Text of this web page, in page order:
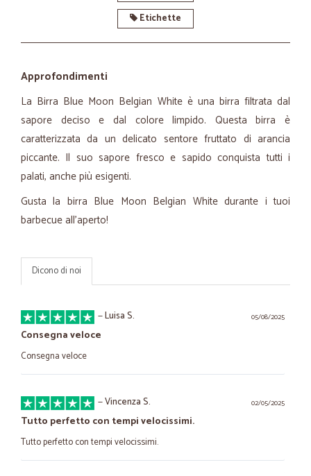
Etichette
Approfondimenti
La Birra Blue Moon Belgian White è una birra filtrata dal
sapore deciso e dal colore limpido. Questa birra è
caratterizzata da un delicato sentore fruttato di arancia
piccante. Il suo sapore fresco e sapido conquista tutti i
palati, anche più esigenti.
Gusta la birra Blue Moon Belgian White durante i tuoi
barbecue all'aperto!
Dicono di noi
05/08/2025
—Luisa S.
Consegna veloce
Consegna veloce
02/05/2025
—Vincenza S.
Tutto perfetto con tempi velocissimi.
Tutto perfetto con tempi velocissimi.